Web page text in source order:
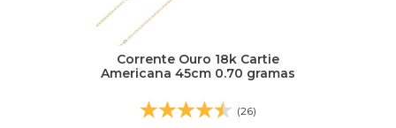
Corrente Ouro 18k Cartie
Americana 45cm 0.70 gramas
(26)